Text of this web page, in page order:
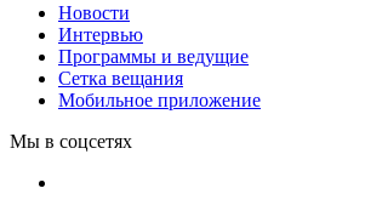
Новости
Интервью
Программы и ведущие
Сетка вещания
Мобильное приложение
Мы в соцсетях